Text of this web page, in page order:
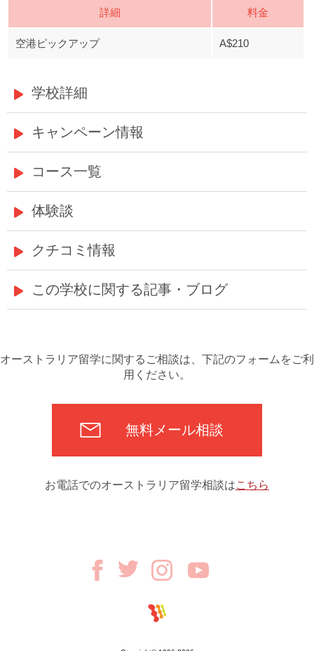
詳細 料金
空港ピックアップ A$210
学校詳細
キャンペーン情報
コース一覧
体験談
クチコミ情報
この学校に関する記事・ブログ
オーストラリア留学に関するご相談は、下記のフォームをご利
用ください。
無料メール相談
お電話でのオーストラリア留学相談はこちら